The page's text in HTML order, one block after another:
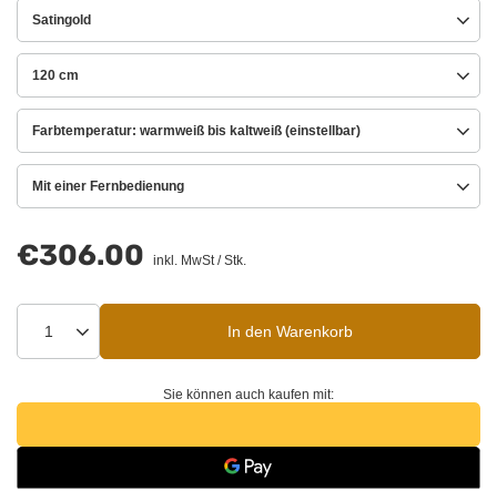
Satingold
120 cm
Farbtemperatur: warmweiß bis kaltweiß (einstellbar)
Mit einer Fernbedienung
€306.00 inkl. MwSt/Stk.
In den Warenkorb
Sie können auch kaufen mit: